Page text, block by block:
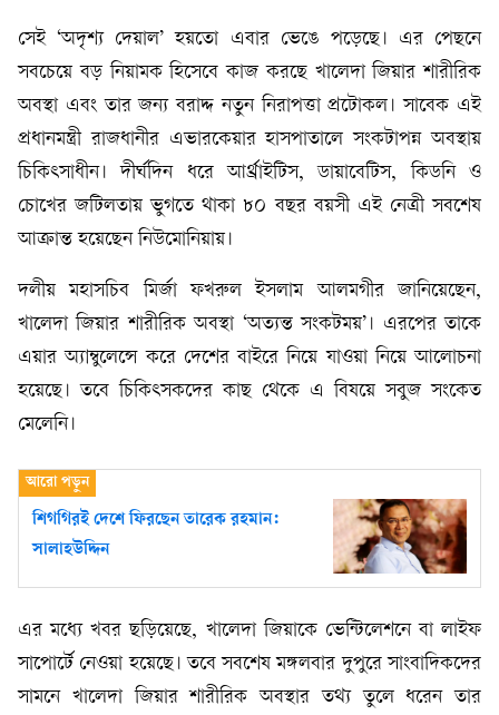
সেই ‘অদৃশ্য দেয়াল’ হয়তো এবার ভেঙে পড়েছে। এর পেছনে
সবচেয়ে বড় নিয়ামক হিসেবে কাজ করছে খালেদা জিয়ার শারীরিক
অবস্থা এবং তার জন্য বরাদ্দ নতুন নিরাপত্তা প্রটোকল। সাবেক এই
প্রধানমন্ত্রী রাজধানীর এভারকেয়ার হাসপাতালে সংকটাপন্ন অবস্থায়
চিকিৎসাধীন। দীর্ঘদিন ধরে আর্থ্রাইটিস, ডায়াবেটিস, কিডনি ও
চোখের জটিলতায় ভুগতে থাকা ৮০ বছর বয়সী এই নেত্রী সবশেষ
আক্রান্ত হয়েছেন নিউমোনিয়ায়।
দলীয় মহাসচিব মির্জা ফখরুল ইসলাম আলমগীর জানিয়েছেন,
খালেদা জিয়ার শারীরিক অবস্থা ‘অত্যন্ত সংকটময়’। এরপের তাকে
এয়ার অ্যাম্বুলেন্সে করে দেশের বাইরে নিয়ে যাওয়া নিয়ে আলোচনা
হয়েছে। তবে চিকিৎসকদের কাছ থেকে এ বিষয়ে সবুজ সংকেত
মেলেনি।
শিগগিরই দেশে ফিরছেন তারেক রহমান:
সালাহউদ্দিন
এর মধ্যে খবর ছড়িয়েছে, খালেদা জিয়াকে ভেন্টিলেশনে বা লাইফ
সাপোর্টে নেওয়া হয়েছে। তবে সবশেষ মঙ্গলবার দুপুরে সাংবাদিকদের
সামনে খালেদা জিয়ার শারীরিক অবস্থার তথ্য তুলে ধরেন তার